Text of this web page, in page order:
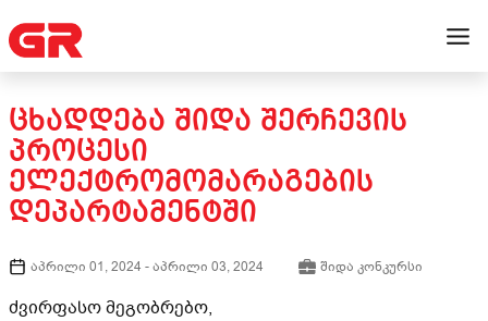
ᲪᲮᲐᲓᲓᲔᲑᲐ ᲨᲘᲓᲐ ᲨᲔᲠᲩᲔᲕᲘᲡ
ᲞᲠᲝᲪᲔᲡᲘ
ᲔᲚᲔᲥᲢᲠᲝᲛᲝᲛᲐᲠᲐᲒᲔᲑᲘᲡ
ᲓᲔᲞᲐᲠᲢᲐᲛᲔᲜᲢᲨᲘ
აპრილი 01, 2024 -აპრილი 03, 2024 შიდა კონკურსი
ძვირფასო მეგობრებო,